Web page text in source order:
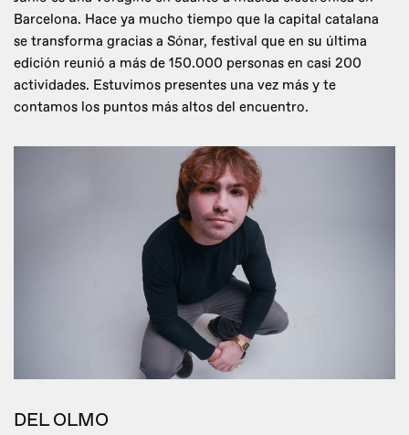
Barcelona. Hace ya mucho tiempo que la capital catalana
se transforma gracias a Sónar, festival que en su última
edición reunió a más de 150.000 personas en casi 200
actividades. Estuvimos presentes una vez más y te
contamos los puntos más altos del encuentro.
DEL OLMO